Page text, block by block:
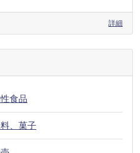
詳細
食品
、菓子